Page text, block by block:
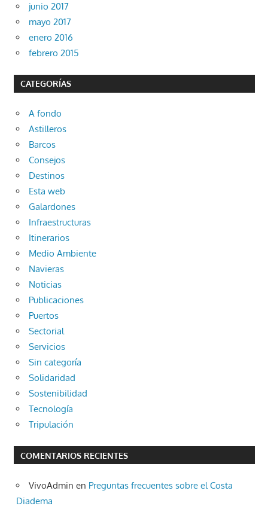
junio 2017
mayo 2017
enero 2016
febrero 2015
CATEGORÍAS
A fondo
Astilleros
Barcos
Consejos
Destinos
Esta web
Galardones
Infraestructuras
Itinerarios
Medio Ambiente
Navieras
Noticias
Publicaciones
Puertos
Sectorial
Servicios
Sin categoría
Solidaridad
Sostenibilidad
Tecnología
Tripulación
COMENTARIOS RECIENTES
VivoAdmin en Preguntas frecuentes sobre el Costa
Diadema